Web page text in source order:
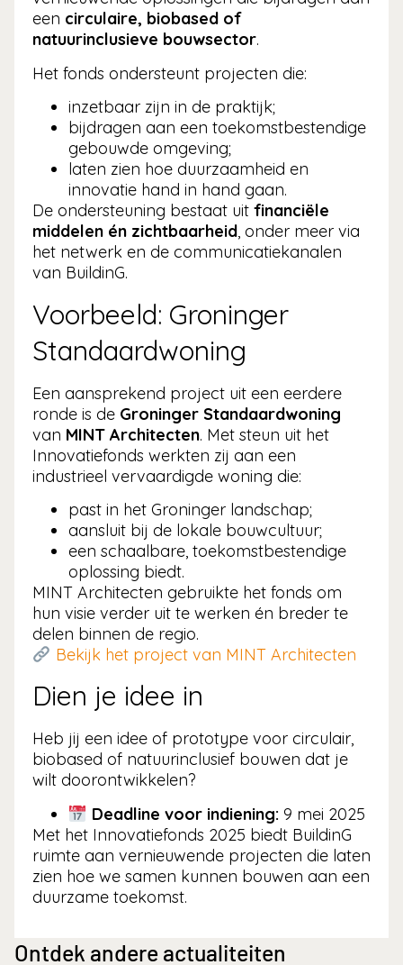
een circulaire, biobased of
natuurinclusieve bouwsector.
Het fonds ondersteunt projecten die:
inzetbaar zijn in de praktijk;
bijdragen aan een toekomstbestendige
gebouwde omgeving;
laten zien hoe duurzaamheid en
innovatie hand in hand gaan.
De ondersteuning bestaat uit financiële
middelen én zichtbaarheid, onder meer via
het netwerk en de communicatiekanalen
van BuildinG.
Voorbeeld: Groninger
Standaardwoning
Een aansprekend project uit een eerdere
ronde is de Groninger Standaardwoning
van MINT Architecten. Met steun uit het
Innovatiefonds werkten zij aan een
industrieel vervaardigde woning die:
past in het Groninger landschap;
aansluit bij de lokale bouwcultuur;
een schaalbare, toekomstbestendige
oplossing biedt.
MINT Architecten gebruikte het fonds om
hun visie verder uit te werken én breder te
delen binnen de regio.
Bekijk het project van MINT Architecten
Dien je idee in
Heb jij een idee of prototype voor circulair,
biobased of natuurinclusief bouwen dat je
wilt doorontwikkelen?
Deadline voor indiening: 9 mei 2025
Met het Innovatiefonds 2025 biedt BuildinG
ruimte aan vernieuwende projecten die laten
zien hoe we samen kunnen bouwen aan een
duurzame toekomst.
Ontdek andere actualiteiten